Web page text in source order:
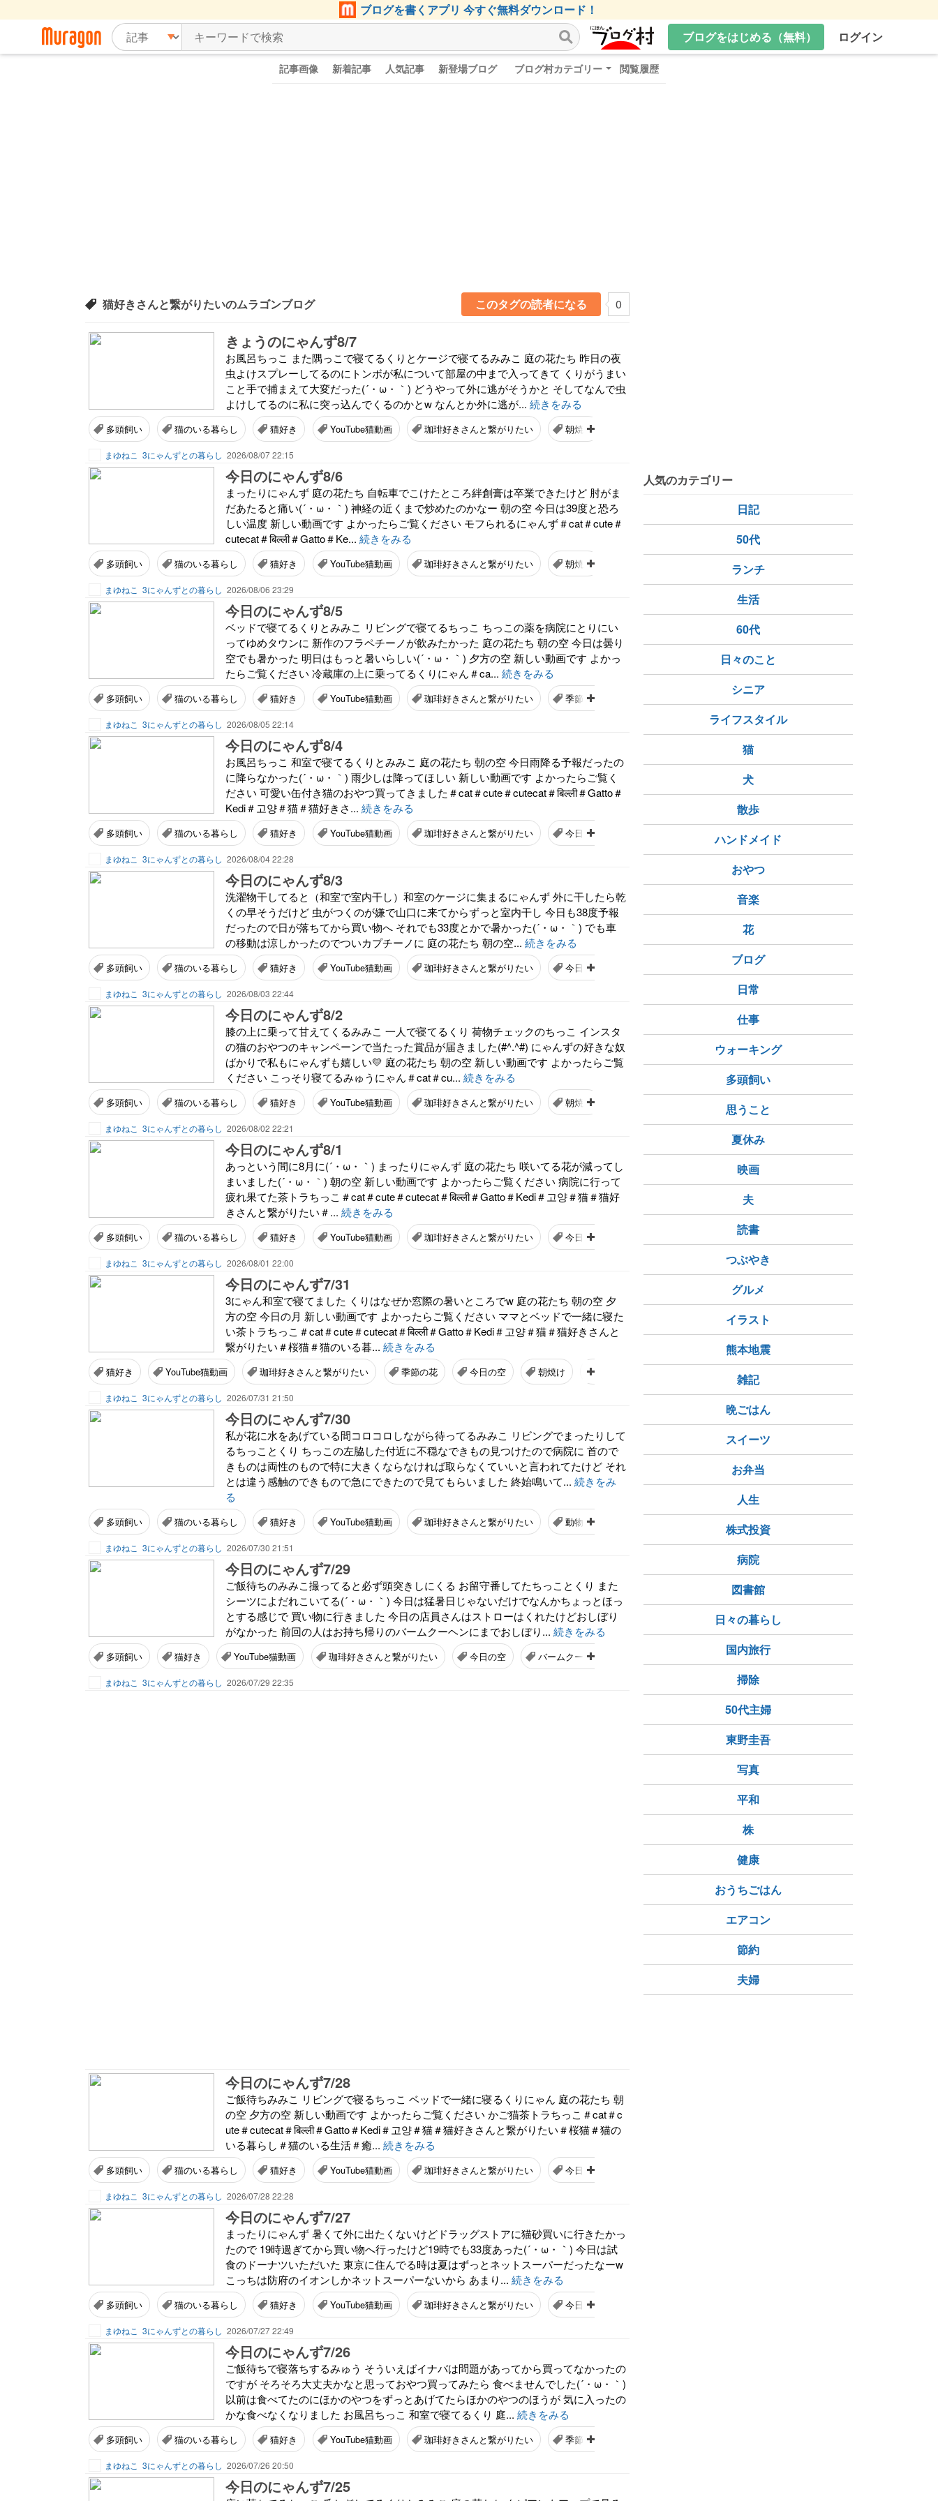
ブログを書くアプリ 今すぐ無料ダウンロード！
ブログをはじめる（無料）
ログイン
記事画像 新着記事 人気記事 新登場ブログ ブログ村カテゴリー 閲覧履歴
猫好きさんと繋がりたいのムラゴンブログ このタグの読者になる 0
きょうのにゃんず8/7
お風呂ちっこ また隅っこで寝てるくりとケージで寝てるみみこ 庭の花たち 昨日の夜
虫よけスプレーしてるのにトンボが私について部屋の中まで入ってきて くりがうまい
こと手で捕まえて大変だった(´・ω・｀) どうやって外に逃がそうかと そしてなんで虫
よけしてるのに私に突っ込んでくるのかとw なんとか外に逃が... 続きをみる
多頭飼い 猫のいる暮らし 猫好き YouTube猫動画 珈琲好きさんと繋がりたい 朝焼け
まゆねこ 3にゃんずとの暮らし 2026/08/07 22:15
今日のにゃんず8/6
まったりにゃんず 庭の花たち 自転車でこけたところ絆創膏は卒業できたけど 肘がま
だあたると痛い(´・ω・｀) 神経の近くまで炒めたのかなー 朝の空 今日は39度と恐ろ
しい温度 新しい動画です よかったらご覧ください モフられるにゃんず＃cat＃cute＃
cutecat＃बिल्ली＃Gatto＃Ke... 続きをみる
多頭飼い 猫のいる暮らし 猫好き YouTube猫動画 珈琲好きさんと繋がりたい 朝焼け ミニヒマワリ
まゆねこ 3にゃんずとの暮らし 2026/08/06 23:29
今日のにゃんず8/5
ベッドで寝てるくりとみみこ リビングで寝てるちっこ ちっこの薬を病院にとりにい
ってゆめタウンに 新作のフラペチーノが飲みたかった 庭の花たち 朝の空 今日は曇り
空でも暑かった 明日はもっと暑いらしい(´・ω・｀) 夕方の空 新しい動画です よかっ
たらご覧ください 冷蔵庫の上に乗ってるくりにゃん＃ca... 続きをみる
多頭飼い 猫のいる暮らし 猫好き YouTube猫動画 珈琲好きさんと繋がりたい 季節の花 フラペチーノ
まゆねこ 3にゃんずとの暮らし 2026/08/05 22:14
今日のにゃんず8/4
お風呂ちっこ 和室で寝てるくりとみみこ 庭の花たち 朝の空 今日雨降る予報だったの
に降らなかった(´・ω・｀) 雨少しは降ってほしい 新しい動画です よかったらご覧く
ださい 可愛い缶付き猫のおやつ買ってきました＃cat＃cute＃cutecat＃बिल्ली＃Gatto＃
Kedi＃고양＃猫＃猫好きさ... 続きをみる
多頭飼い 猫のいる暮らし 猫好き YouTube猫動画 珈琲好きさんと繋がりたい 今日の空 ミニヒマワリ
まゆねこ 3にゃんずとの暮らし 2026/08/04 22:28
今日のにゃんず8/3
洗濯物干してると（和室で室内干し）和室のケージに集まるにゃんず 外に干したら乾
くの早そうだけど 虫がつくのが嫌で山口に来てからずっと室内干し 今日も38度予報
だったので日が落ちてから買い物へ それでも33度とかで暑かった(´・ω・｀) でも車
の移動は涼しかったのでついカプチーノに 庭の花たち 朝の空... 続きをみる
多頭飼い 猫のいる暮らし 猫好き YouTube猫動画 珈琲好きさんと繋がりたい 今日の空
まゆねこ 3にゃんずとの暮らし 2026/08/03 22:44
今日のにゃんず8/2
膝の上に乗って甘えてくるみみこ 一人で寝てるくり 荷物チェックのちっこ インスタ
の猫のおやつのキャンペーンで当たった賞品が届きました(#^.^#) にゃんずの好きな奴
ばかりで私もにゃんずも嬉しい💛 庭の花たち 朝の空 新しい動画です よかったらご覧
ください こっそり寝てるみゅうにゃん＃cat＃cu... 続きをみる
多頭飼い 猫のいる暮らし 猫好き YouTube猫動画 珈琲好きさんと繋がりたい 朝焼け インスタ懸賞
まゆねこ 3にゃんずとの暮らし 2026/08/02 22:21
今日のにゃんず8/1
あっという間に8月に(´・ω・｀) まったりにゃんず 庭の花たち 咲いてる花が減ってし
まいました(´・ω・｀) 朝の空 新しい動画です よかったらご覧ください 病院に行って
疲れ果てた茶トラちっこ＃cat＃cute＃cutecat＃बिल्ली＃Gatto＃Kedi＃고양＃猫＃猫好
きさんと繋がりたい＃... 続きをみる
多頭飼い 猫のいる暮らし 猫好き YouTube猫動画 珈琲好きさんと繋がりたい 今日の空 ミニひまわり
まゆねこ 3にゃんずとの暮らし 2026/08/01 22:00
今日のにゃんず7/31
3にゃん和室で寝てました くりはなぜか窓際の暑いところでw 庭の花たち 朝の空 夕
方の空 今日の月 新しい動画です よかったらご覧ください ママとベッドで一緒に寝た
い茶トラちっこ＃cat＃cute＃cutecat＃बिल्ली＃Gatto＃Kedi＃고양＃猫＃猫好きさんと
繋がりたい＃桜猫＃猫のいる暮... 続きをみる
猫好き YouTube猫動画 珈琲好きさんと繋がりたい 季節の花 今日の空 朝焼け 猫のいる暮らし
まゆねこ 3にゃんずとの暮らし 2026/07/31 21:50
今日のにゃんず7/30
私が花に水をあげている間コロコロしながら待ってるみみこ リビングでまったりして
るちっことくり ちっこの左脇した付近に不穏なできもの見つけたので病院に 首ので
きものは両性のもので特に大きくならなければ取らなくていいと言われてたけど それ
とは違う感触のできもので急にできたので見てもらいました 終始鳴いて... 続きをみ
る
多頭飼い 猫のいる暮らし 猫好き YouTube猫動画 珈琲好きさんと繋がりたい 動物病院 季節の花
まゆねこ 3にゃんずとの暮らし 2026/07/30 21:51
今日のにゃんず7/29
ご飯待ちのみみこ撮ってると必ず頭突きしにくる お留守番してたちっことくり また
シーツによだれこいてる(´・ω・｀) 今日は猛暑日じゃないだけでなんかちょっとほっ
とする感じで 買い物に行きました 今日の店員さんはストローはくれたけどおしぼり
がなかった 前回の人はお持ち帰りのバームクーヘンにまでおしぼり... 続きをみる
多頭飼い 猫好き YouTube猫動画 珈琲好きさんと繋がりたい 今日の空 バームクーヘン 季節の花 桔梗
まゆねこ 3にゃんずとの暮らし 2026/07/29 22:35
今日のにゃんず7/28
ご飯待ちみみこ リビングで寝るちっこ ベッドで一緒に寝るくりにゃん 庭の花たち 朝
の空 夕方の空 新しい動画です よかったらご覧ください かご猫茶トラちっこ＃cat＃c
ute＃cutecat＃बिल्ली＃Gatto＃Kedi＃고양＃猫＃猫好きさんと繋がりたい＃桜猫＃猫の
いる暮らし＃猫のいる生活＃癒... 続きをみる
多頭飼い 猫のいる暮らし 猫好き YouTube猫動画 珈琲好きさんと繋がりたい 今日の空
まゆねこ 3にゃんずとの暮らし 2026/07/28 22:28
今日のにゃんず7/27
まったりにゃんず 暑くて外に出たくないけどドラッグストアに猫砂買いに行きたかっ
たので 19時過ぎてから買い物へ行ったけど19時でも33度あった(´・ω・｀) 今日は試
食のドーナツいただいた 東京に住んでる時は夏はずっとネットスーパーだったなーw
こっちは防府のイオンしかネットスーパーないから あまり... 続きをみる
多頭飼い 猫のいる暮らし 猫好き YouTube猫動画 珈琲好きさんと繋がりたい 今日の空
まゆねこ 3にゃんずとの暮らし 2026/07/27 22:49
今日のにゃんず7/26
ご飯待ちで寝落ちするみゅう そういえばイナバは問題があってから買ってなかったの
ですが そろそろ大丈夫かなと思っておやつ買ってみたら 食べませんでした(´・ω・｀)
以前は食べてたのにほかのやつをずっとあげてたらほかのやつのほうが 気に入ったの
かな食べなくなりました お風呂ちっこ 和室で寝てるくり 庭... 続きをみる
多頭飼い 猫のいる暮らし 猫好き YouTube猫動画 珈琲好きさんと繋がりたい 季節の花
まゆねこ 3にゃんずとの暮らし 2026/07/26 20:50
今日のにゃんず7/25
人気のカテゴリー
日記
50代
ランチ
生活
60代
日々のこと
シニア
ライフスタイル
猫
犬
散歩
ハンドメイド
おやつ
音楽
花
ブログ
日常
仕事
ウォーキング
多頭飼い
思うこと
夏休み
映画
夫
読書
つぶやき
グルメ
イラスト
熊本地震
雑記
晩ごはん
スイーツ
お弁当
人生
株式投資
病院
図書館
日々の暮らし
国内旅行
掃除
50代主婦
東野圭吾
写真
平和
株
健康
おうちごはん
エアコン
節約
夫婦